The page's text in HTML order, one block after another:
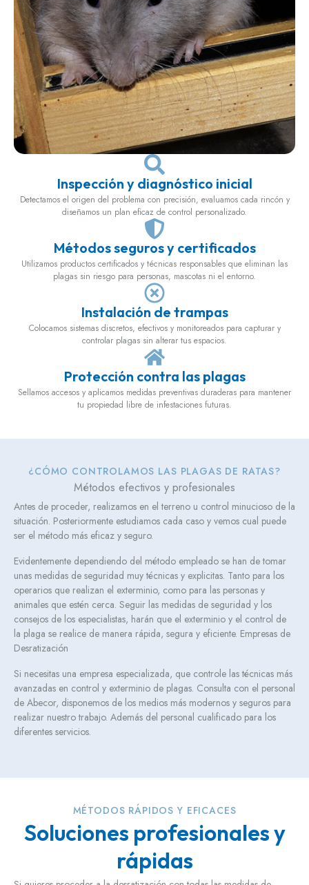
Inspección y diagnóstico inicial
Detectamos el origen del problema con precisión, evaluamos cada rincón y
diseñamos un plan eficaz de control personalizado.
Métodos seguros y certificados
Utilizamos productos certificados y técnicas responsables que eliminan las
plagas sin riesgo para personas, mascotas ni el entorno.
Instalación de trampas
Colocamos sistemas discretos, efectivos y monitoreados para capturar y
controlar plagas sin alterar tus espacios.
Protección contra las plagas
Sellamos accesos y aplicamos medidas preventivas duraderas para mantener
tu propiedad libre de infestaciones futuras.
¿CÓMO CONTROLAMOS LAS PLAGAS DE RATAS?
Métodos efectivos y profesionales
Antes de proceder, realizamos en el terreno u control minucioso de la
situación. Posteriormente estudiamos cada caso y vemos cual puede
ser el método más eficaz y seguro.
Evidentemente dependiendo del método empleado se han de tomar
unas medidas de seguridad muy técnicas y explicitas. Tanto para los
operarios que realizan el exterminio, como para las personas y
animales que estén cerca. Seguir las medidas de seguridad y los
consejos de los especialistas, harán que el exterminio y el control de
la plaga se realice de manera rápida, segura y eficiente. Empresas de
Desratización
Si necesitas una empresa especializada, que controle las técnicas más
avanzadas en control y exterminio de plagas. Consulta con el personal
de Abecor, disponemos de los medios más modernos y seguros para
realizar nuestro trabajo. Además del personal cualificado para los
diferentes servicios.
MÉTODOS RÁPIDOS Y EFICACES
Soluciones profesionales y
rápidas